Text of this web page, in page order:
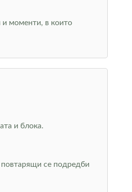
и моменти, в които
и блока.
повтарящи се подредби